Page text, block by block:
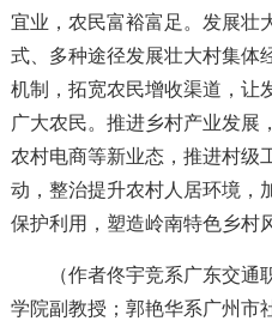
宜业，农民富裕富足。发展壮
式、多种途径发展壮大村集体
机制，拓宽农民增收渠道，让
广大农民。推进乡村产业发展
农村电商等新业态，推进村级
动，整治提升农村人居环境，
保护利用，塑造岭南特色乡村
（作者佟宇竞系广东交通
学院副教授；郭艳华系广州市